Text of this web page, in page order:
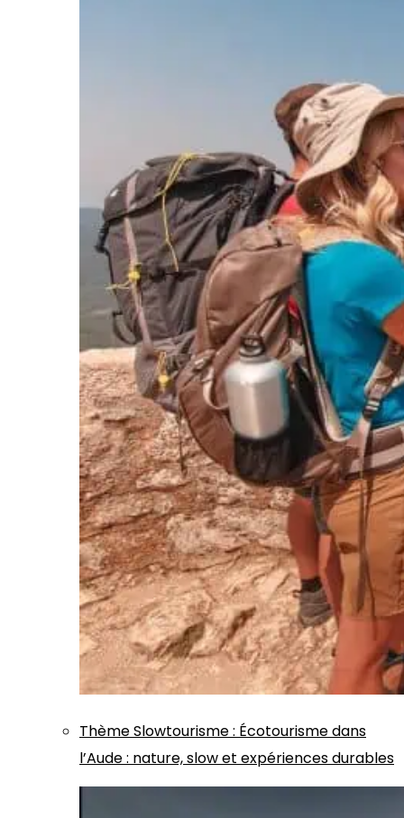
ThèmeSlowtourisme: Écotourisme dans
l’Aude : nature, slow et expériences durables